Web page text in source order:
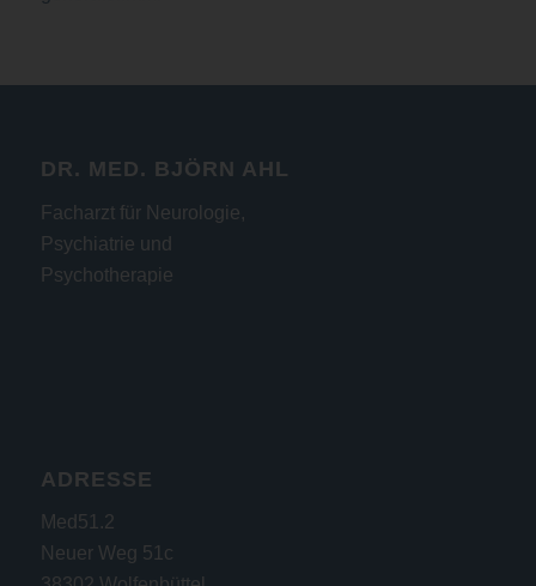
DR. MED. BJÖRN AHL
Facharzt für Neurologie,
Psychiatrie und
Psychotherapie
ADRESSE
Med51.2
Neuer Weg 51c